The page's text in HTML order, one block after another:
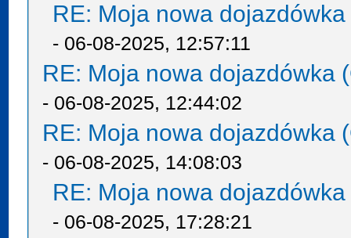
RE: Moja nowa
- 06-08-2025, 12:57:11
RE: Moja nowa dojazdówka
- 06-08-2025, 12:44:02
RE: Moja nowa dojazdówka
- 06-08-2025, 14:08:03
RE: Moja nowa
- 06-08-2025, 17:28:21